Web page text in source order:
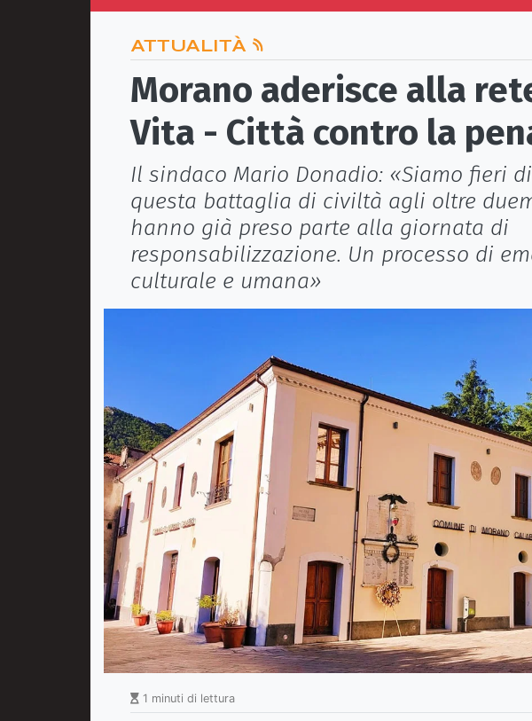
ATTUALITÀ
Morano aderisce alla
Vita - Città contro la
Il sindaco Mario Donadio: «Siamo fieri
questa battaglia di civiltà agli oltre
hanno già preso parte alla giornata di
responsabilizzazione. Un processo di
culturale e umana»
1 minuti di lettura